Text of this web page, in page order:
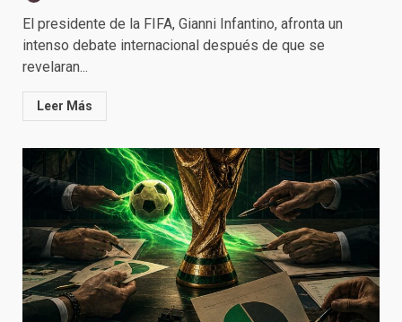
El presidente de la FIFA, Gianni Infantino, afronta un
intenso debate internacional después de que se
revelaran...
Leer Más